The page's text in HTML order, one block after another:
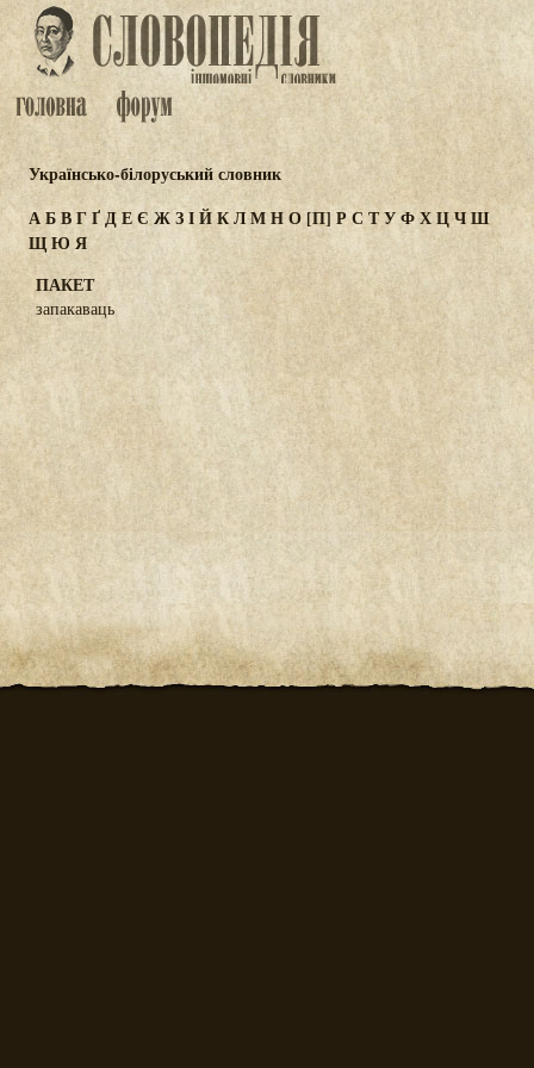
Українсько-білоруський словник
АБВГҐДЕЄ ЖЗІЙКЛМНО[П] Р С ТУФХЦЧШ
ЩЮ Я
ПАКЕТ
запакаваць